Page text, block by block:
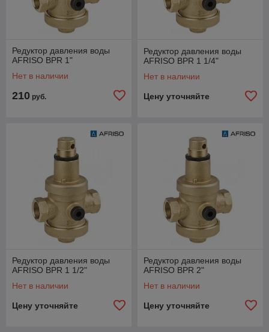
Редуктор давления воды
AFRISO BPR 1"
Нет в наличии
210 руб.
Редуктор давления воды
AFRISO BPR 1 1/4"
Нет в наличии
Цену уточняйте
Редуктор давления воды
AFRISO BPR 1 1/2"
Нет в наличии
Цену уточняйте
Редуктор давления воды
AFRISO BPR 2"
Нет в наличии
Цену уточняйте